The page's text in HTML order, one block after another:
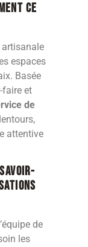
ce
artisanale
espaces
Basée
faire et
de
attentive
de
les